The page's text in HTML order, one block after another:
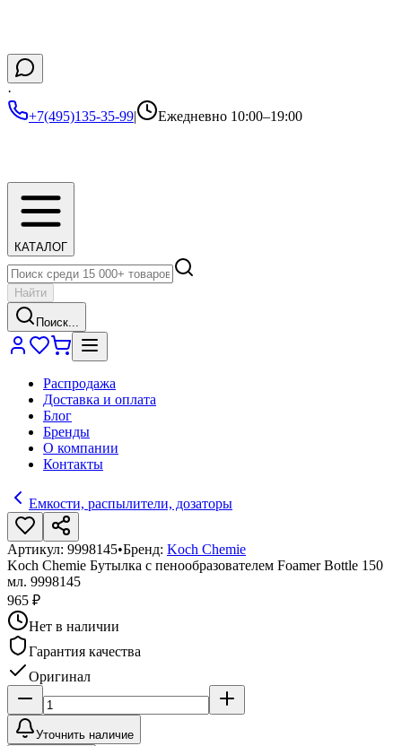
·
+7(495)135-35-99| Ежедневно 10:00–19:00
КАТАЛОГ
Найти
Поиск...
Распродажа
Доставка и оплата
Блог
Бренды
О компании
Контакты
Емкости, распылители, дозаторы
Артикул: 9998145•Бренд: Koch Chemie
Koch Chemie Бутылка с пенообразователем Foamer Bottle 150
мл. 9998145
965 ₽
Нет в наличии
Гарантия качества
Оригинал
Уточнить наличие